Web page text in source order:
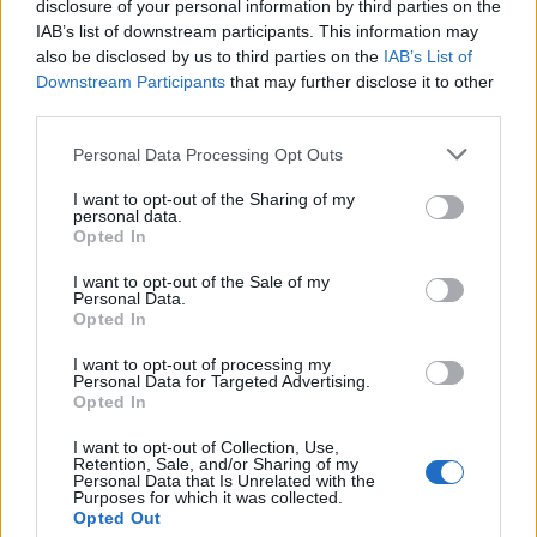
disclosure of your personal information by third parties on the
IAB’s list of downstream participants. This information may
also be disclosed by us to third parties on the IAB’s List of
Downstream Participants that may further disclose it to other
Personal Data Processing Opt Outs
I want to opt-out of the Sharing of my
personal data.
Opted In
I want to opt-out of the Sale of my
Personal Data.
Opted In
I want to opt-out of processing my
Personal Data for Targeted Advertising.
Opted In
I want to opt-out of Collection, Use,
Retention, Sale, and/or Sharing of my
Personal Data that Is Unrelated with the
Purposes for which it was collected.
Opted Out
2026, η χειρότερη επίδοση μεταξύ
21 χωρών μελών του ΟΟΣΑ.
Καθοριστική η υποχώρηση των
κοινωνικών παροχών και του
εισοδήματος από περιουσιακά
ΑΓΡΟΤΕΣ
Ανοιξε ξανά το ΟΣΔΕ του 2025
για νέες διορθώσεις
Παράλληλα με τις Ενιαίες
Αιτήσεις Ενίσχυσης του 2026 τα
ΚΥΔ θα πρέπει να κάνουν και τις
διορθώσεις στις αιτήσεις του 2025
ΕΛΛΑΔΑ
Πήραν «φωτιά» καύσιμα, κρέας
Ετήσιες ανατιμήσεις έως 53,2%
κατέγραψε η ΕΛΣΤΑΤ. Επτά
βασικά αγαθά και υπηρεσίες
εμφανίζουν αυξήσεις με διψήφιο
ποσοστό